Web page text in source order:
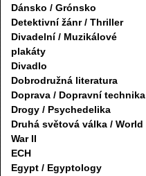
Dánsko / Grónsko
Detektivní žánr / Thriller
Divadelní / Muzikálové
plakáty
Divadlo
Dobrodružná literatura
Doprava / Dopravní technika
Drogy / Psychedelika
Druhá světová válka / World
War II
ECH
Egypt / Egyptology